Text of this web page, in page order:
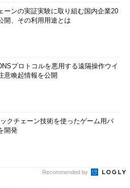
ーンの実証実験に取り組む国内企業20
開、その利用用途とは
プロトコルを悪用する遠隔操作ウイ
意喚起情報を公開
クチェーン技術を使ったゲーム用バ
開発
Recommended by